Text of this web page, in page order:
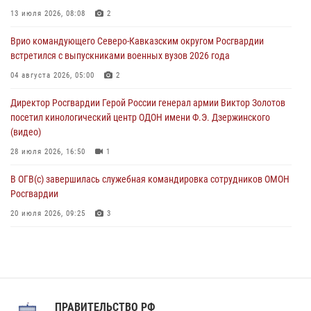
Представители ФСБ России по Уральскому округу Росгвардии и
Кузнецова
07 августа 2026, 12:00
Смольного собора в Санкт-Петербурге (видео)
3 1
13 июля 2026, 08:08 2
Врио командующего Северо-Кавказским округом Росгвардии
встретился с выпускниками военных вузов 2026 года
04 августа 2026, 05:00 2
Директор Росгвардии Герой России генерал армии Виктор Золотов
посетил кинологический центр ОДОН имени Ф.Э. Дзержинского
(видео)
28 июля 2026, 16:50 1
В ОГВ(с) завершилась служебная командировка сотрудников ОМОН
Росгвардии
20 июля 2026, 09:25 3
ПРАВИТЕЛЬСТВО РФ